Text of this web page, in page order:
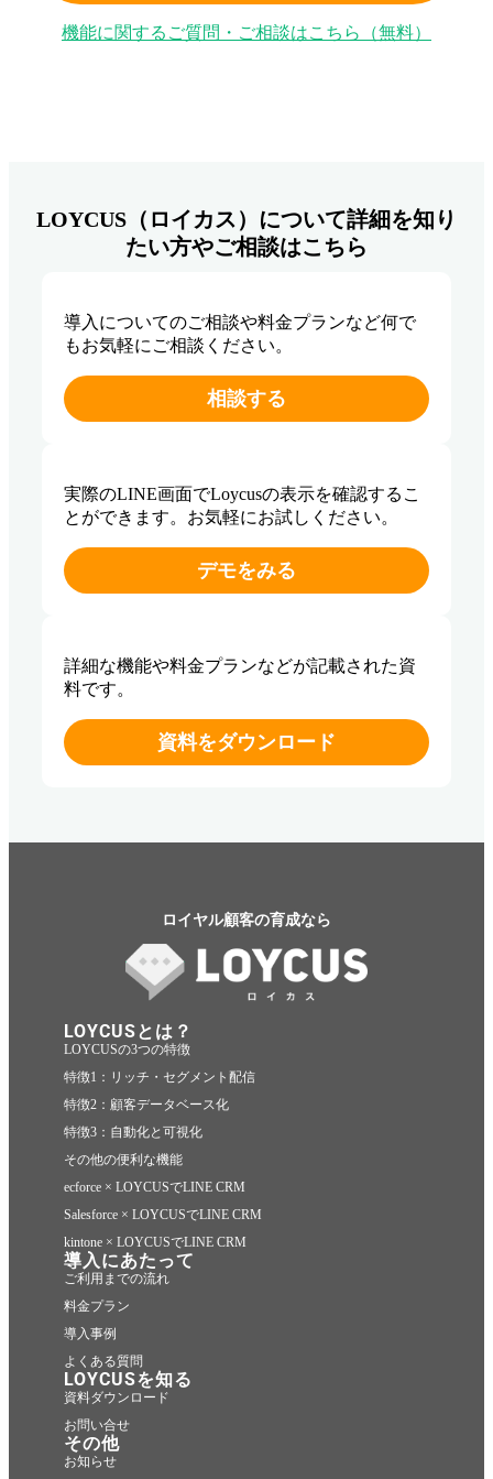
機能に関するご質問・ご相談はこちら（無料）
LOYCUS（ロイカス）について詳細を知り
たい方やご相談はこちら
導入についてのご相談や料金プランなど何で
もお気軽にご相談ください。
相談する
実際のLINE画面でLoycusの表示を確認するこ
とができます。お気軽にお試しください。
デモをみる
詳細な機能や料金プランなどが記載された資
料です。
資料をダウンロード
ロイヤル顧客の育成なら
LOYCUSとは？
LOYCUSの3つの特徴
特徴1：リッチ・セグメント配信
特徴2：顧客データベース化
特徴3：自動化と可視化
その他の便利な機能
ecforce × LOYCUSでLINE CRM
Salesforce × LOYCUSでLINE CRM
kintone × LOYCUSでLINE CRM
導入にあたって
ご利用までの流れ
料金プラン
導入事例
よくある質問
LOYCUSを知る
資料ダウンロード
お問い合せ
その他
お知らせ